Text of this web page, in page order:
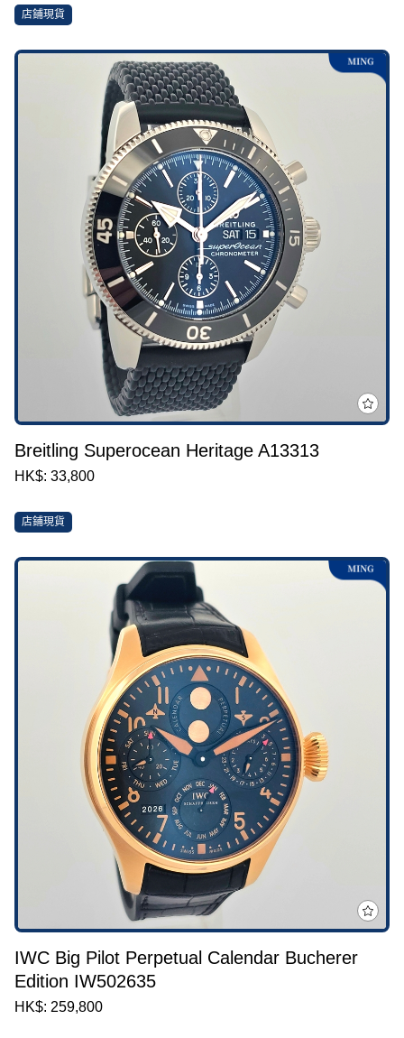
店鋪現貨
Breitling Superocean Heritage A13313
HK$: 33,800
店鋪現貨
IWC Big Pilot Perpetual Calendar Bucherer
Edition IW502635
HK$: 259,800